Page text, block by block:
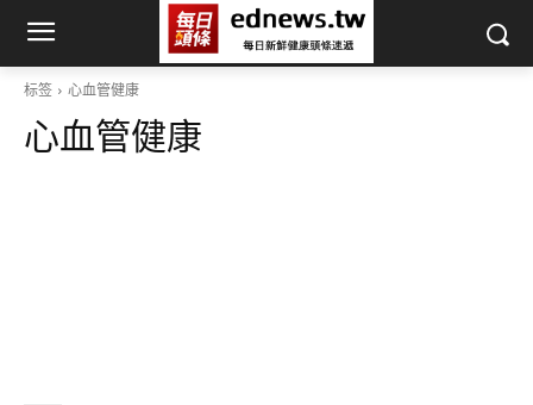
标签 心血管健康
心血管健康